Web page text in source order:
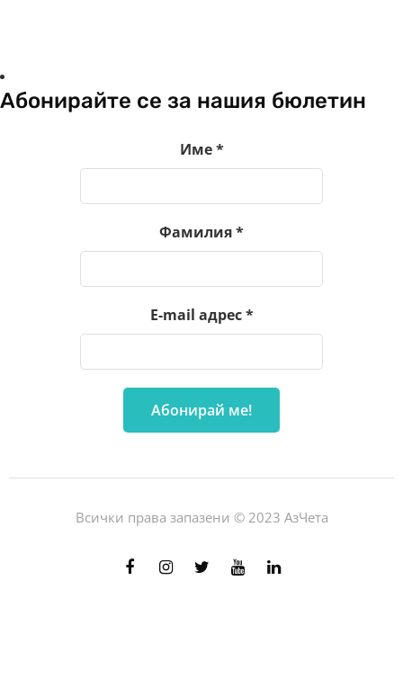
Абонирайте се за нашия бюлетин
Име*
Фамилия*
E-mail адрес*
Всички права запазени © 2023 АзЧета